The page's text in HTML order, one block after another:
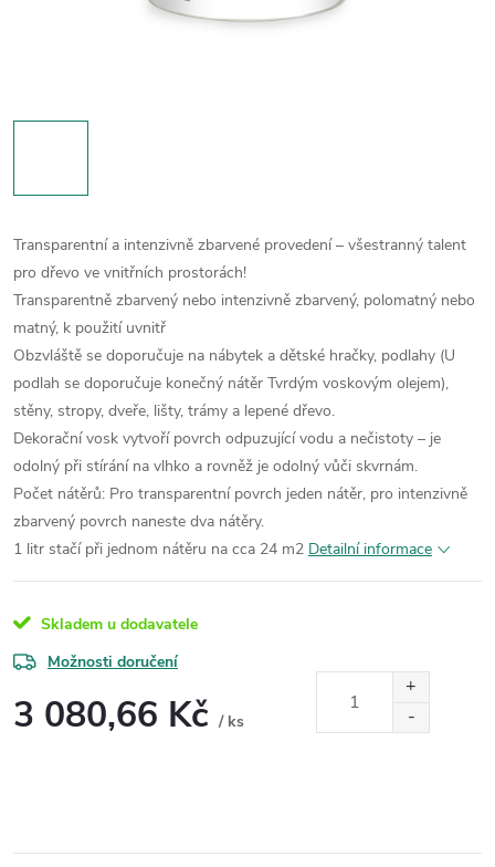
Transparentní a intenzivně zbarvené provedení – všestranný talent
pro dřevo ve vnitřních prostorách!
Transparentně zbarvený nebo intenzivně zbarvený, polomatný nebo
matný, k použití uvnitř
Obzvláště se doporučuje na nábytek a dětské hračky, podlahy (U
podlah se doporučuje konečný nátěr Tvrdým voskovým olejem),
stěny, stropy, dveře, lišty, trámy a lepené dřevo.
Dekorační vosk vytvoří povrch odpuzující vodu a nečistoty – je
odolný při stírání na vlhko a rovněž je odolný vůči skvrnám.
Počet nátěrů: Pro transparentní povrch jeden nátěr, pro intenzivně
zbarvený povrch naneste dva nátěry.
1 litr stačí při jednom nátěru na cca 24 m2 Detailní informace
Skladem u dodavatele
Možnosti doručení
3 080,66 Kč / ks